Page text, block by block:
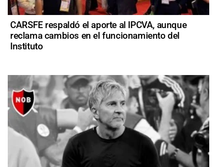
CARSFE respaldó el aporte al IPCVA, aunque
reclama cambios en el funcionamiento del
Instituto